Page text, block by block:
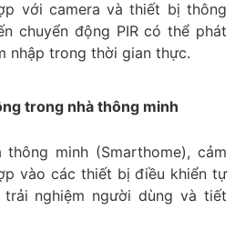
với camera và thiết bị thông
chuyển động PIR có thể phát
nhập trong thời gian thực.
trong nhà thông minh
minh (Smarthome), cảm
vào các thiết bị điều khiển tự
nghiệm người dùng và tiết